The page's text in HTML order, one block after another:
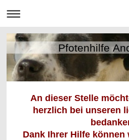
Pfotenhilfe
An dieser Stelle
herzlich bei unseren
Dank Ihrer Hilfe